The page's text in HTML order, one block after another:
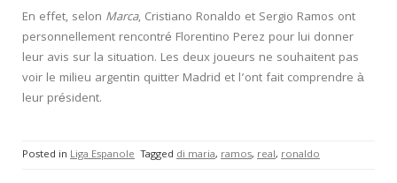
En effet, selon Marca, Cristiano Ronaldo et Sergio Ramos ont
personnellement rencontré Florentino Perez pour lui donner
leur avis sur la situation. Les deux joueurs ne souhaitent pas
voir le milieu argentin quitter Madrid et l’ont fait comprendre à
leur président.
Posted in Liga Espanole Tagged di maria, ramos, real, ronaldo